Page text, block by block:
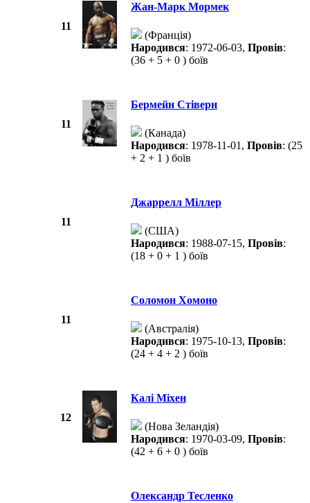
11
Жан-Марк Мормек
(Франція)
Народився: 1972-06-03, Провів:
(36 + 5 + 0 ) боїв
11
Бермейн Стіверн
(Канада)
Народився: 1978-11-01, Провів: (25
+ 2 + 1 ) боїв
11
Джаррелл Міллер
(США)
Народився: 1988-07-15, Провів:
(18 + 0 + 1 ) боїв
11
Соломон Хомоно
(Австралія)
Народився: 1975-10-13, Провів:
(24 + 4 + 2 ) боїв
12
Калі Міхен
(Нова Зеландія)
Народився: 1970-03-09, Провів:
(42 + 6 + 0 ) боїв
Олександр Тесленко